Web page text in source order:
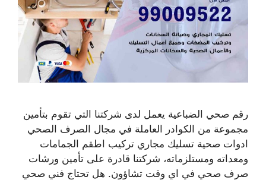
رقم صحي الضباعية يعمل لدى شركتنا التي تقوم بتأمين
مجموعة من الكوادر العاملة في مجال الصرف الصحي
ادوات صحية تسليك مجاري تركيب اطقم الجمامات
ومعداته ومستلزماته، شركتنا قادرة على تأمين ورشات
صرف صحي في اي وقت تشاؤون. هل تحتاج فني صحي